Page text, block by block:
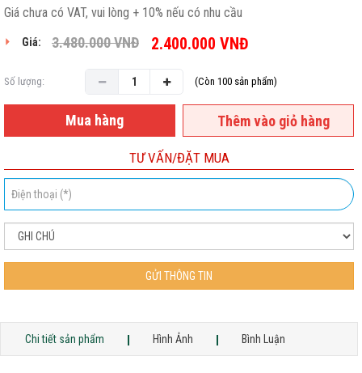
Giá chưa có VAT, vui lòng + 10% nếu có nhu cầu
Giá: 3.480.000VNĐ 2.400.000 VNĐ
Số lượng: (Còn 100 sản phẩm)
Mua hàng Thêm vào giỏ hàng
TƯ VẤN/ĐẶT MUA
GỬI THÔNG TIN
Chi tiết sản phẩm Hình Ảnh Bình Luận